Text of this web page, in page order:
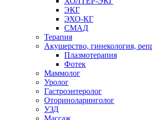
ЭКГ
ЭХО-КГ
СМАД
Терапия
Акушерство, гинекология,
Плазмотерапия
Фотек
Маммолог
Уролог
Гастроэнтеролог
Оториноларинголог
УЗД
Массаж